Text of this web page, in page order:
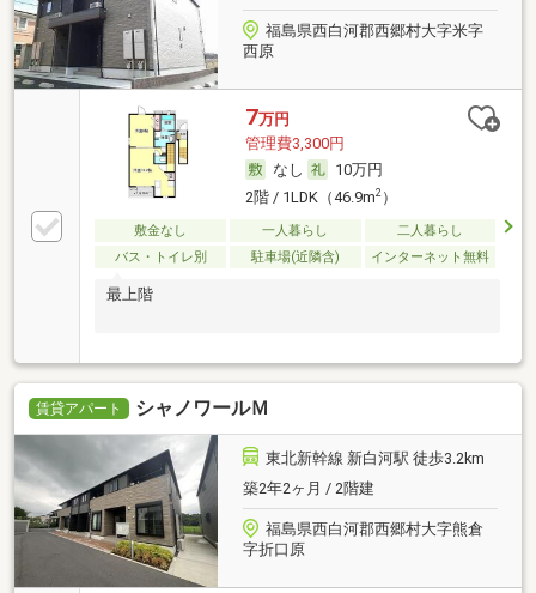
福島県西白河郡西郷村大字米字
西原
7万円
管理費3,300円
なし
10万円
2階 / 1LDK（46.9m2）
敷金なし 一人暮らし
二人暮らし
バス・トイレ別
駐車場(近隣含) インターネット無料
最上階
賃貸アパート シャノワールＭ
東北新幹線 新白河駅 徒歩3.2km
築2年2ヶ月 / 2階建
福島県西白河郡西郷村大字熊倉
字折口原